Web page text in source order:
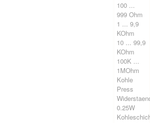
100 ...
999 Ohm
1 ... 9,9
KOhm
10 ... 99,9
KOhm
100K ...
1MOhm
Kohle
Press
0.25W